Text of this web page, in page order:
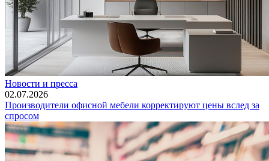
Новости и пресса
02.07.2026
Производители офисной мебели корректируют цены вслед за
спросом